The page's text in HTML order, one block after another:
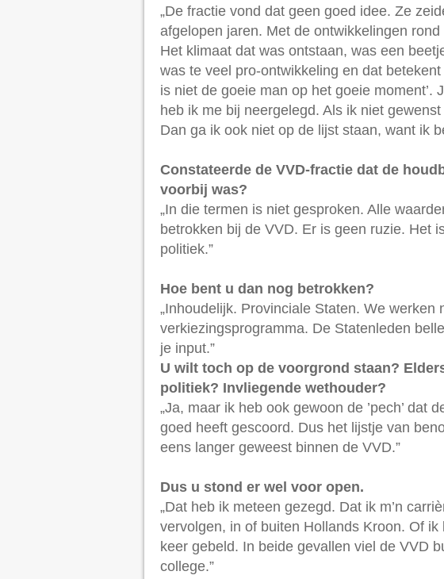
„De fractie vond dat geen goed idee. Ze
afgelopen jaren. Met de ontwikkelingen
Het klimaat dat was ontstaan, was een
was te veel pro-ontwikkeling en dat
is niet de goeie man op het goeie moment’.
heb ik me bij neergelegd. Als ik niet
Dan ga ik ook niet op de lijst staan, want ik
Constateerde de VVD-fractie dat de
voorbij was?
„In die termen is niet gesproken. Alle
betrokken bij de VVD. Er is geen ruzie. Het
politiek.”
Hoe bent u dan nog betrokken?
„Inhoudelijk. Provinciale Staten. We werken
verkiezingsprogramma. De Statenleden
je input.”
U wilt toch op de voorgrond staan?
politiek? Invliegende wethouder?
„Ja, maar ik heb ook gewoon de ’pech’ dat
goed heeft gescoord. Dus het lijstje van
eens langer geweest binnen de VVD.”
Dus u stond er wel voor open.
„Dat heb ik meteen gezegd. Dat ik m’n
vervolgen, in of buiten Hollands Kroon. Of
keer gebeld. In beide gevallen viel de VVD
college.”